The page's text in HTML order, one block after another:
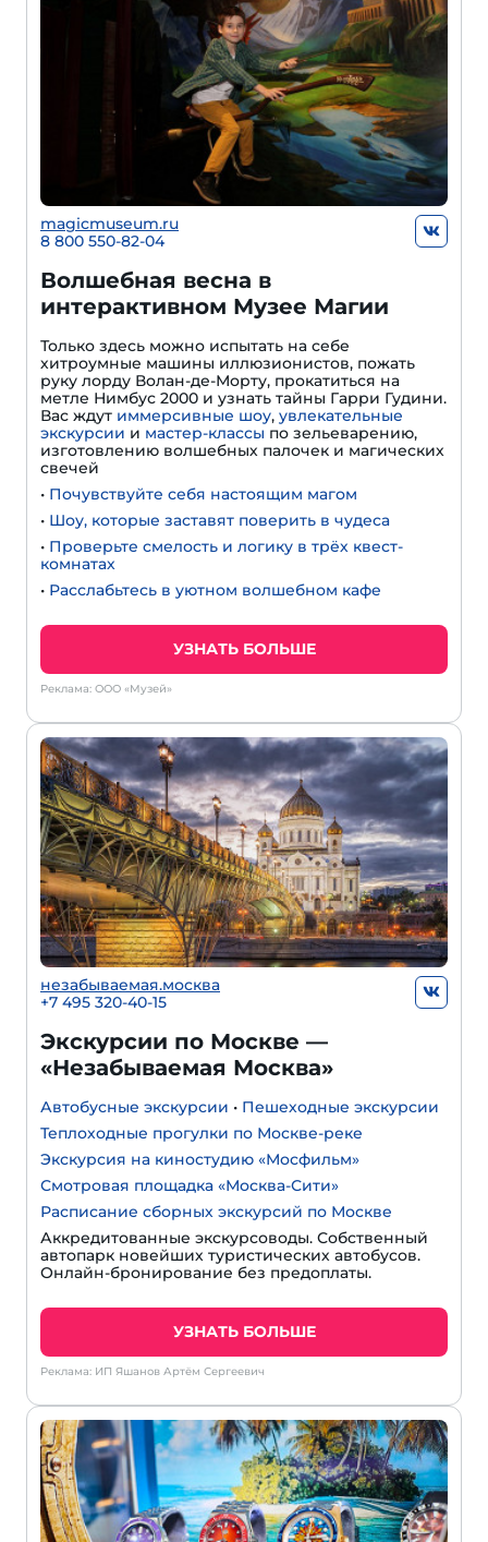
magicmuseum.ru
8 800 550-82-04
Волшебная весна в
интерактивном Музее Магии
Только здесь можно испытать на себе
хитроумные машины иллюзионистов, пожать
руку лорду Волан-де-Морту, прокатиться на
метле Нимбус 2000 и узнать тайны Гарри Гудини.
Вас ждут иммерсивные шоу, увлекательные
экскурсии и мастер-классы по зельеварению,
изготовлению волшебных палочек и магических
свечей
• Почувствуйте себя настоящим магом
• Шоу, которые заставят поверить в чудеса
• Проверьте смелость и логику в трёх квест-
комнатах
• Расслабьтесь в уютном волшебном кафе
УЗНАТЬ БОЛЬШЕ
Реклама: ООО «Музей»
незабываемая.москва
+7 495 320-40-15
Экскурсии по Москве —
«Незабываемая Москва»
Автобусные экскурсии • Пешеходные экскурсии
Теплоходные прогулки по Москве-реке
Экскурсия на киностудию «Мосфильм»
Смотровая площадка «Москва-Сити»
Расписание сборных экскурсий по Москве
Аккредитованные экскурсоводы. Собственный
автопарк новейших туристических автобусов.
Онлайн-бронирование без предоплаты.
УЗНАТЬ БОЛЬШЕ
Реклама: ИП Яшанов Артём Сергеевич